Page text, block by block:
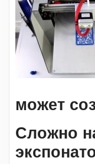
может
Сложно